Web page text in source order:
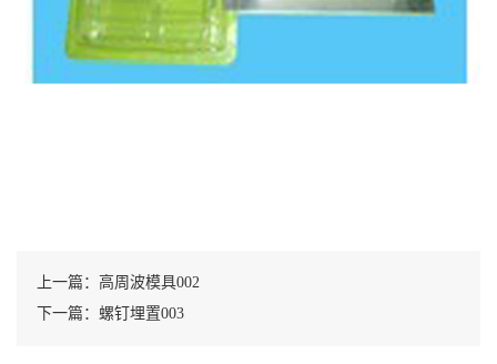
上一篇：高周波模具002
下一篇：螺钉埋置003